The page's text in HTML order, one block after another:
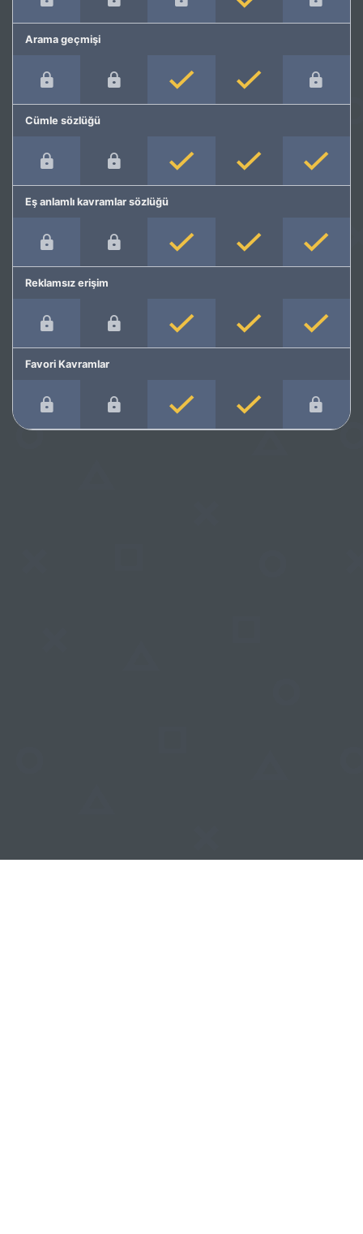
Arama geçmişi
Cümle sözlüğü
Eş anlamlı kavramlar sözlüğü
Reklamsız erişim
Favori Kavramlar